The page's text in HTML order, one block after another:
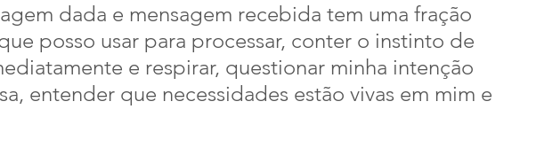
dada e mensagem recebida tem uma fração
posso usar para processar, conter o instinto de
e respirar, questionar minha intenção
entender que necessidades estão vivas em mim e